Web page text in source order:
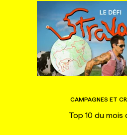
CAMPAGNES ET
Top 10 du mois